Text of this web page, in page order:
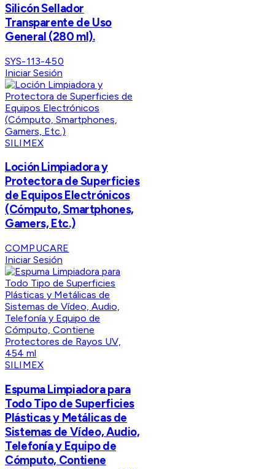
Silicón Sellador
Transparente de Uso
General (280 ml).
SYS-113-450
Iniciar Sesión
SILIMEX
Loción Limpiadora y
Protectora de Superficies
de Equipos Electrónicos
(Cómputo, Smartphones,
Gamers, Etc.)
COMPUCARE
Iniciar Sesión
SILIMEX
Espuma Limpiadora para
Todo Tipo de Superficies
Plásticas y Metálicas de
Sistemas de Vídeo, Audio,
Telefonía y Equipo de
Cómputo, Contiene